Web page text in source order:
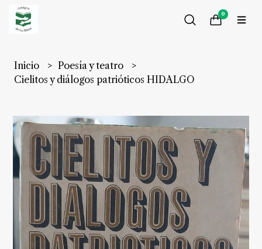
0
Inicio
Poesía y teatro
Cielitos y diálogos patrióticos HIDALGO